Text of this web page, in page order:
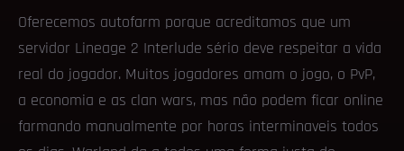
Oferecemos autofarm porque acreditamos que um
servidor Lineage 2 Interlude sério deve respeitar a vida
real do jogador. Muitos jogadores amam o jogo, o PvP,
a economia e as clan wars, mas não podem ficar online
farmando manualmente por horas interminaveis todos